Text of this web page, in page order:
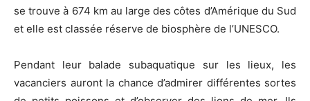
se trouve à 674 km au large des côtes d’Amérique du Sud
et elle est classée réserve de biosphère de l’UNESCO.
Pendant leur balade subaquatique sur les lieux, les
vacanciers auront la chance d’admirer différentes sortes